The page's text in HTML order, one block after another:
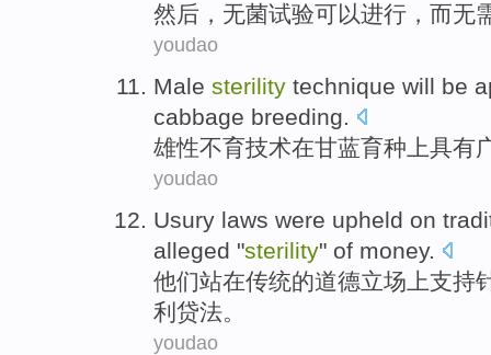
然后 ， 无菌试验可以进行 ， 而无
youdao
Male sterility technique will be
cabbage breeding.
雄性不育技术在甘蓝育种上具有
youdao
Usury laws were upheld on
alleged "sterility" of money.
他们站在传统的道德立场上支持
利贷法。
youdao